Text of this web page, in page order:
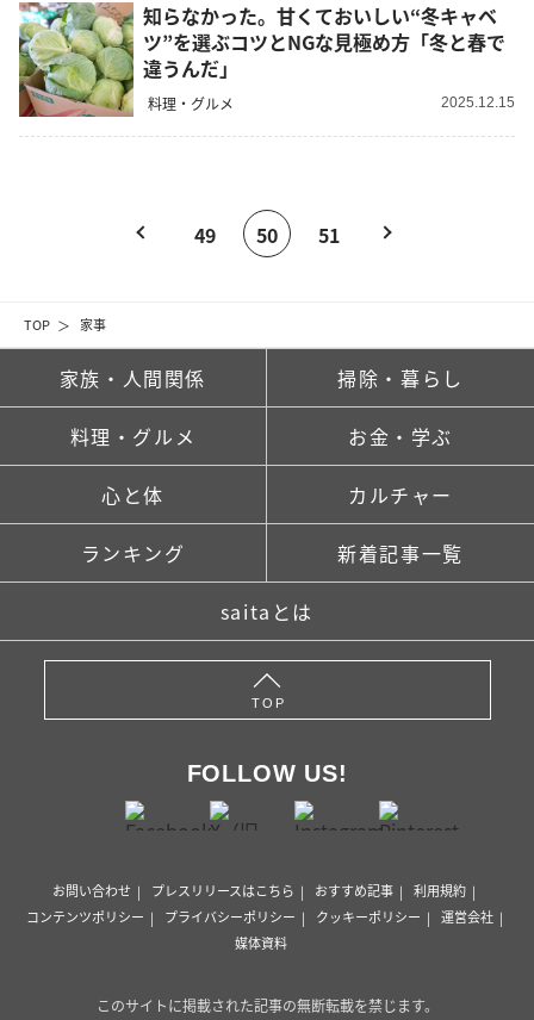
TOP 家事
知らなかった。甘くておいしい“冬キャベ
ツ”を選ぶコツとNGな見極め方「冬と春で
違うんだ」
料理・グルメ 2025.12.15
49 50 51
家族・人間関係 掃除・暮らし
料理・グルメ お金・学ぶ
心と体 カルチャー
ランキング 新着記事一覧
saitaとは
TOP
FOLLOW US!
お問い合わせ プレスリリースはこちら おすすめ記事
利用規約
コンテンツポリシー
プライバシーポリシー クッキーポリシー
運営会社
媒体資料
このサイトに掲載された記事の無断転載を禁じます。